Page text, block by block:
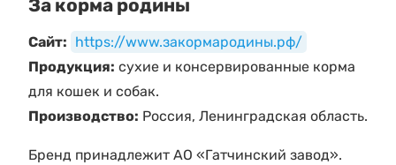
За корма родины
Сайт: https://www.закормародины.рф/
Продукция: сухие и консервированные корма
для кошек и собак.
Производство: Россия, Ленинградская область.
Бренд принадлежит АО «Гатчинский завод».